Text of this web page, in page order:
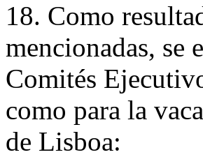
18. Como
mencionadas, se
Comités
como para la
de Lisboa: